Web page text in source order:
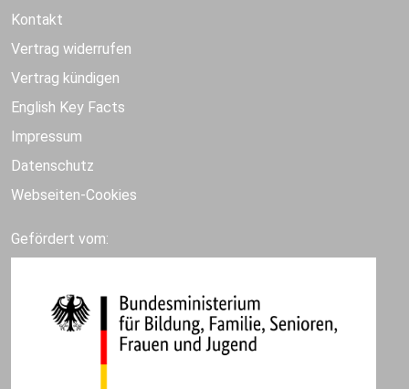
Kontakt
Vertrag widerrufen
Vertrag kündigen
English Key Facts
Impressum
Datenschutz
Webseiten-Cookies
Gefördert vom: